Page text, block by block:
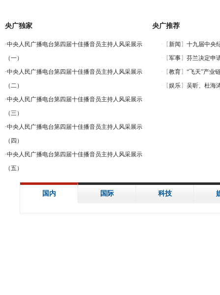
央广独家
·中央人民广播电台第四届十佳播音员主持人风采展示
（一）
·中央人民广播电台第四届十佳播音员主持人风采展示
（二）
·中央人民广播电台第四届十佳播音员主持人风采展示
（三）
·中央人民广播电台第四届十佳播音员主持人风采展示
（四）
·中央人民广播电台第四届十佳播音员主持人风采展示
（五）
央广推荐